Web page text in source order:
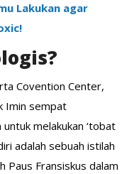
Lakukan agar
Covention Center,
Imin sempat
melakukan ‘tobat
adalah sebuah istilah
Paus Fransiskus dalam